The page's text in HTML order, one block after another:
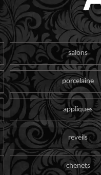
salons
porcelaine
appliques
reveils
chenets